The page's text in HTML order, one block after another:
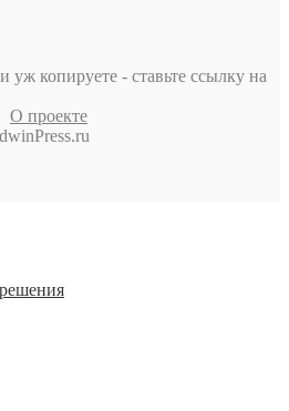
уж копируете - ставьте ссылку на
О проекте